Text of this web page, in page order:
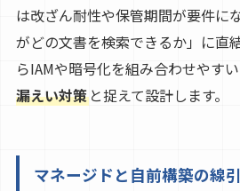
は改ざん耐性や保管期間が要件に
がどの文書を検索できるか」に直
らIAMや暗号化を組み合わせやすい
漏えい対策と捉えて設計します。
マネージドと自前構築の線